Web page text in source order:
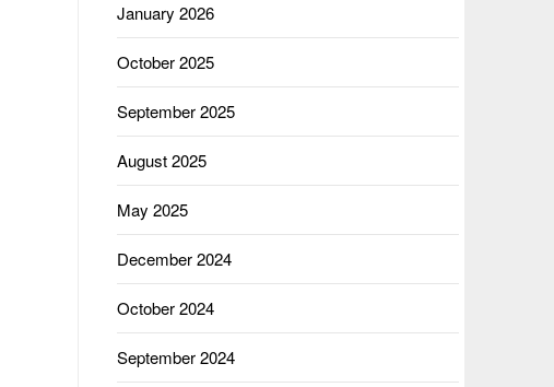
January 2026
October 2025
September 2025
August 2025
May 2025
December 2024
October 2024
September 2024